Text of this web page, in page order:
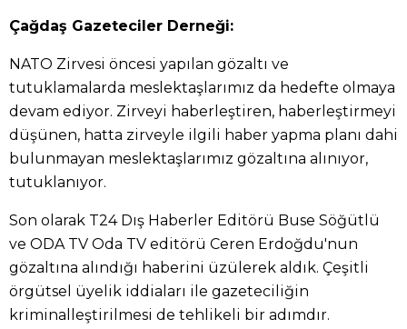
Çağdaş Gazeteciler Derneği:
NATO Zirvesi öncesi yapılan gözaltı ve
tutuklamalarda meslektaşlarımız da hedefte olmaya
devam ediyor. Zirveyi haberleştiren, haberleştirmeyi
düşünen, hatta zirveyle ilgili haber yapma planı dahi
bulunmayan meslektaşlarımız gözaltına alınıyor,
tutuklanıyor.
Son olarak T24 Dış Haberler Editörü Buse Söğütlü
ve ODA TV Oda TV editörü Ceren Erdoğdu'nun
gözaltına alındığı haberini üzülerek aldık. Çeşitli
örgütsel üyelik iddiaları ile gazeteciliğin
kriminalleştirilmesi de tehlikeli bir adımdır.